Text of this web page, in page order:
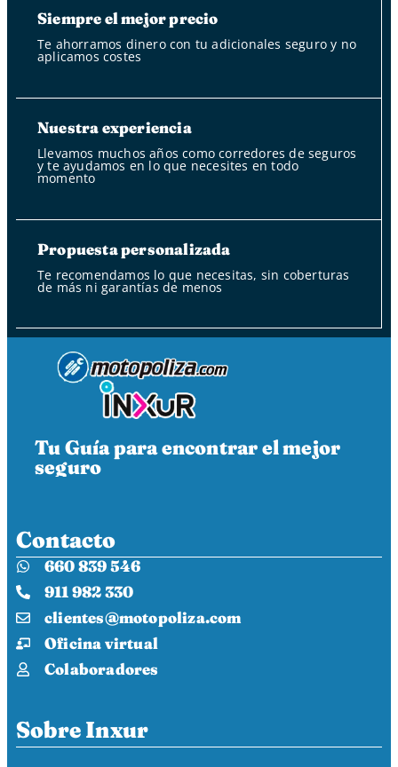
Siempre el mejor precio
Te ahorramos dinero con tu adicionales seguro y no
aplicamos costes
Nuestra experiencia
Llevamos muchos años como corredores de seguros
y te ayudamos en lo que necesites en todo
momento
Propuesta personalizada
Te recomendamos lo que necesitas, sin coberturas
de más ni garantías de menos
Tu Guía para encontrar el mejor
seguro
Contacto
660 839 546
911 982 330
clientes@motopoliza.com
Oficina virtual
Colaboradores
Sobre Inxur